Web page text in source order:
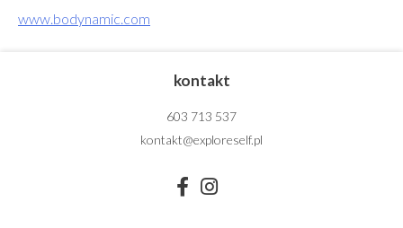
www.bodynamic.com
kontakt
603 713 537
kontakt@exploreself.pl